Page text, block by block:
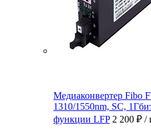
Медиаконвертер Fibo
1310/1550nm, SC,
функции LFP 2 200 ₽ /